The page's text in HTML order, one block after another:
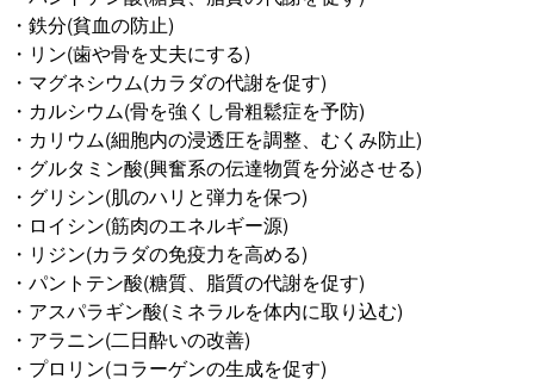
・鉄分(貧血の防止)
・リン(歯や骨を丈夫にする)
・マグネシウム(カラダの代謝を促す)
・カルシウム(骨を強くし骨粗鬆症を予防)
・カリウム(細胞内の浸透圧を調整、むくみ防止)
・グルタミン酸(興奮系の伝達物質を分泌させる)
・グリシン(肌のハリと弾力を保つ)
・ロイシン(筋肉のエネルギー源)
・リジン(カラダの免疫力を高める)
・パントテン酸(糖質、脂質の代謝を促す)
・アスパラギン酸(ミネラルを体内に取り込む)
・アラニン(二日酔いの改善)
・プロリン(コラーゲンの生成を促す)